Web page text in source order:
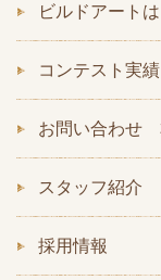
ビルドアート
コンテスト実績
お問い合わせ
スタッフ紹介
採用情報